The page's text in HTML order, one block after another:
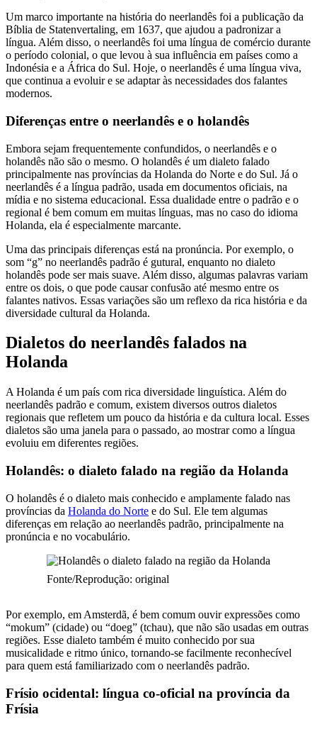
Um marco importante na história do neerlandês foi a publicação da
Bíblia de Statenvertaling, em 1637, que ajudou a padronizar a
língua. Além disso, o neerlandês foi uma língua de comércio durante
o período colonial, o que levou à sua influência em países como a
Indonésia e a África do Sul. Hoje, o neerlandês é uma língua viva,
que continua a evoluir e se adaptar às necessidades dos falantes
modernos.
Diferenças entre o neerlandês e o holandês
Embora sejam frequentemente confundidos, o neerlandês e o
holandês não são o mesmo. O holandês é um dialeto falado
principalmente nas províncias da Holanda do Norte e do Sul. Já o
neerlandês é a língua padrão, usada em documentos oficiais, na
mídia e no sistema educacional. Essa dualidade entre o padrão e o
regional é bem comum em muitas línguas, mas no caso do idioma
Holanda, ela é especialmente marcante.
Uma das principais diferenças está na pronúncia. Por exemplo, o
som “g” no neerlandês padrão é gutural, enquanto no dialeto
holandês pode ser mais suave. Além disso, algumas palavras variam
entre os dois, o que pode causar confusão até mesmo entre os
falantes nativos. Essas variações são um reflexo da rica história e da
diversidade cultural da Holanda.
Dialetos do neerlandês falados na
Holanda
A Holanda é um país com rica diversidade linguística. Além do
neerlandês padrão e comum, existem diversos outros dialetos
regionais que refletem um pouco da história e da cultura local. Esses
dialetos são uma janela para o passado, ao mostrar como a língua
evoluiu em diferentes regiões.
Holandês: o dialeto falado na região da Holanda
O holandês é o dialeto mais conhecido e amplamente falado nas
províncias da Holanda do Norte e do Sul. Ele tem algumas
diferenças em relação ao neerlandês padrão, principalmente na
pronúncia e no vocabulário.
Fonte/Reprodução: original
Por exemplo, em Amsterdã, é bem comum ouvir expressões como
“mokum” (cidade) ou “doeg” (tchau), que não são usadas em outras
regiões. Esse dialeto também é muito conhecido por sua
musicalidade e ritmo único, tornando-se facilmente reconhecível
para quem está familiarizado com o neerlandês padrão.
Frísio ocidental: língua co-oficial na província da
Frísia